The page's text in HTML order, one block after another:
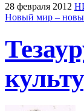
28 февраля 2012
Новый мир –